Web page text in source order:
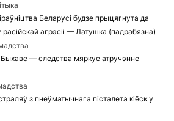
Беларусі будзе прыцягнута да
расійскай агрэсіі — Латушка (падрабязна)
Быхаве — следства мяркуе атручэнне
з пнеўматычнага пісталета кіёск у